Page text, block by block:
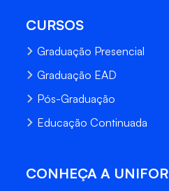
CURSOS
Graduação Presencial
Graduação EAD
Pós-Graduação
Educação Continuada
CONHEÇA A UNIFOR